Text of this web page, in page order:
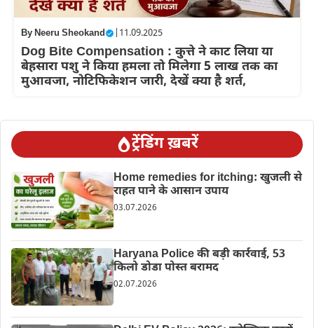
ByNeeru Sheokand 11.09.2025
Dog Bite Compensation : कुत्ते ने काट लिया या
बेहसारा पशु ने किया हमला तो मिलेगा 5 लाख तक का
मुआवजा, नोटिफिकेशन जारी, देखें क्या है शर्त,
ट्रेंडिंग ख़बरें
Home remedies for itching: खुजली से
राहत पाने के आसान उपाय
03.07.2026
Haryana Police की बड़ी कार्रवाई, 53
किलो डोडा पोस्त बरामद
02.07.2026